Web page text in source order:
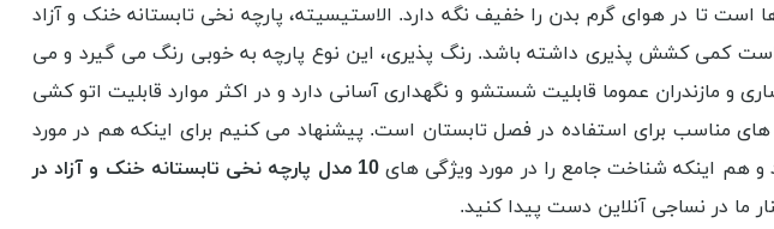
تا در هوای گرم بدن را خفیف نگه دارد. الاستیسیته، پارچه نخی تابستانه خنک و آزاد
است کمی کشش پذیری داشته باشد. رنگ پذیری، این نوع پارچه به خوبی رنگ می گیرد و می
مازندران عموما قابلیت شستشو و نگهداری آسانی دارد و در اکثر موارد قابلیت اتو کشی
های مناسب برای استفاده در فصل تابستان است. پیشنهاد می کنیم برای اینکه هم در مورد
و هم اینکه شناخت جامع را در مورد ویژگی های
10 مدل پارچه نخی تابستانه خنک و آزاد در
ما در نساجی آنلاین دست پیدا کنید.